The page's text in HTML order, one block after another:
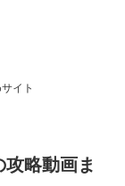
イト
攻略動画ま